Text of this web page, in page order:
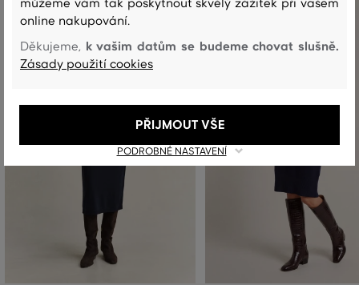
můžeme vám tak poskytnout skvělý zážitek při vašem
online nakupování.
Děkujeme, k vašim datům se budeme chovat slušně.
Zásady použití cookies
PODROBNÉ NASTAVENÍ
PŘIJMOUT VŠE